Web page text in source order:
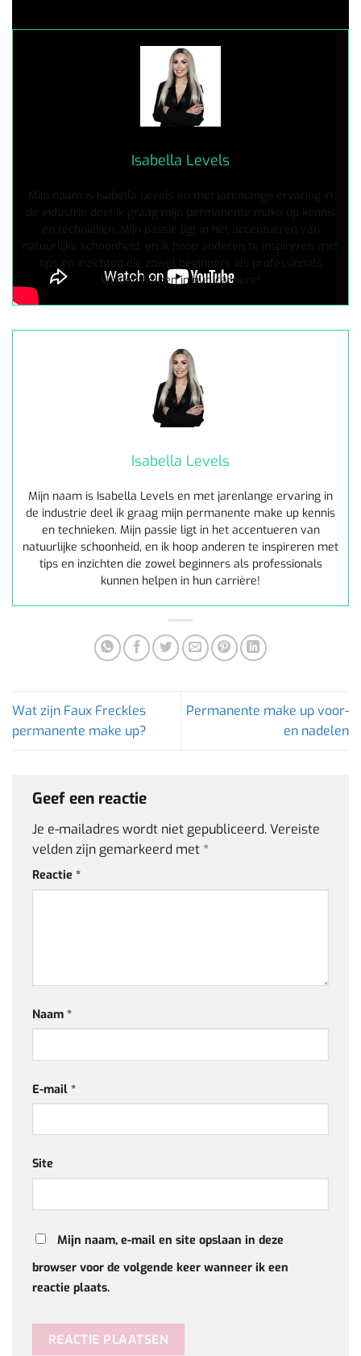
Isabella Levels
Mijn naam is Isabella Levels en met jarenlange ervaring in
de industrie deel ik graag mijn permanente make up kennis
en technieken. Mijn passie ligt in het accentueren van
natuurlijke schoonheid, en ik hoop anderen te inspireren met
tips en inzichten die zowel beginners als professionals
kunnen helpen in hun carrière!
Isabella Levels
Mijn naam is Isabella Levels en met jarenlange ervaring in
de industrie deel ik graag mijn permanente make up kennis
en technieken. Mijn passie ligt in het accentueren van
natuurlijke schoonheid, en ik hoop anderen te inspireren met
tips en inzichten die zowel beginners als professionals
kunnen helpen in hun carrière!
Wat zijn Faux Freckles
permanente make up?
Permanente make up voor-
en nadelen
Geef een reactie
Je e-mailadres wordt niet gepubliceerd.Vereiste
velden zijn gemarkeerd met *
Reactie *
Naam *
E-mail *
Site
Mijn naam, e-mail en site opslaan in deze
browser voor de volgende keer wanneer ik een
reactie plaats.